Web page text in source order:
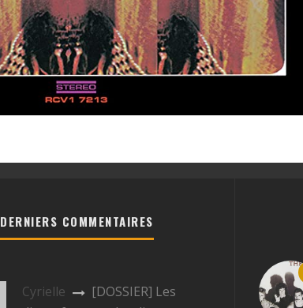
DERNIERS COMMENTAIRES
Cyrielle
[DOSSIER] Les